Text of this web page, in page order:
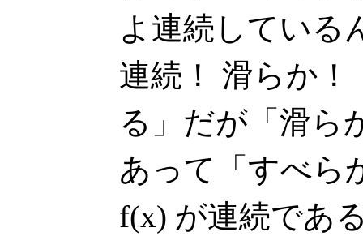
よ連続している
連続！ 滑らか
る」だが「滑ら
あって「すべら
f(x) が連続であ